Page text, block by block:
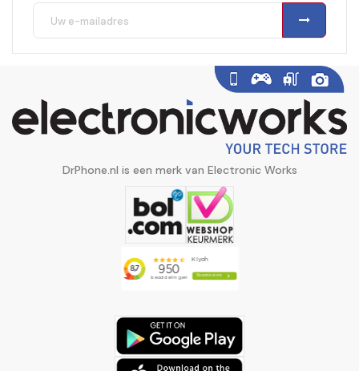
DrPhone.nl is een merk van Electronic Works